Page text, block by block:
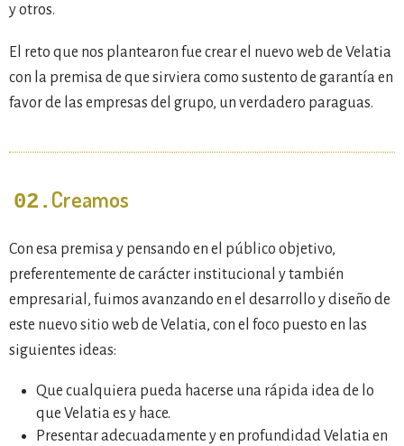
y otros.
El reto que nos plantearon fue crear el nuevo web de Velatia
con la premisa de que sirviera como sustento de garantía en
favor de las empresas del grupo, un verdadero paraguas.
02. Creamos
Con esa premisa y pensando en el público objetivo,
preferentemente de carácter institucional y también
empresarial, fuimos avanzando en el desarrollo y diseño de
este nuevo sitio web de Velatia, con el foco puesto en las
siguientes ideas:
Que cualquiera pueda hacerse una rápida idea de lo
que Velatia es y hace.
Presentar adecuadamente y en profundidad Velatia en